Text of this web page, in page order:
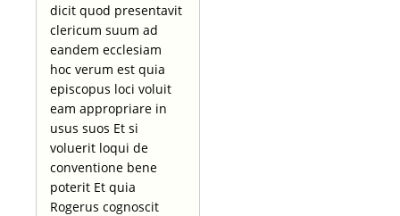
dicit quod presentavit
clericum suum ad
eandem ecclesiam
hoc verum est quia
episcopus loci voluit
eam appropriare in
usus suos Et si
voluerit loqui de
conventione bene
poterit Et quia
Rogerus cognoscit